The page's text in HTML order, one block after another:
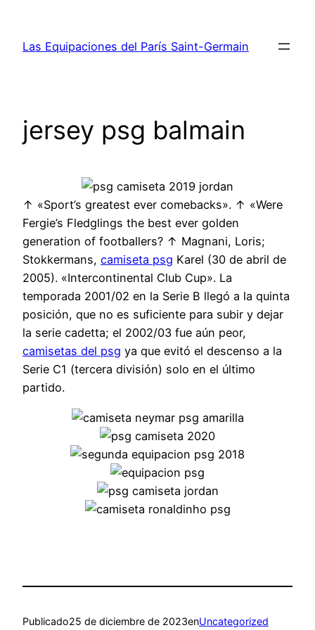
contenido
Las Equipaciones del París Saint-Germain
jersey psg balmain
↑ «Sport’s greatest ever comebacks». ↑ «Were
Fergie’s Fledglings the best ever golden
generation of footballers? ↑ Magnani, Loris;
Stokkermans, camiseta psg Karel (30 de abril de
2005). «Intercontinental Club Cup». La
temporada 2001/02 en la Serie B llegó a la quinta
posición, que no es suficiente para subir y dejar
la serie cadetta; el 2002/03 fue aún peor,
camisetas del psg ya que evitó el descenso a la
Serie C1 (tercera división) solo en el último
partido.
Publicado25 de diciembre de 2023enUncategorized